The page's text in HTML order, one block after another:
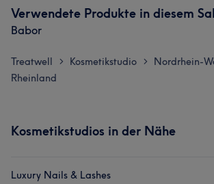
Verwendete Produkte in diesem
Babor
Treatwell > Kosmetikstudio > Nordrhein-
Rheinland
Kosmetikstudios in der Nähe
Luxury Nails & Lashes